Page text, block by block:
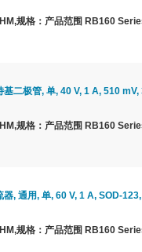
规格：产品范围 RB160
基二极管, 单, 40 V, 1 A, 510 mV,
规格：产品范围 RB160
器, 通用, 单, 60 V, 1 A, SOD-
规格：产品范围 RB160